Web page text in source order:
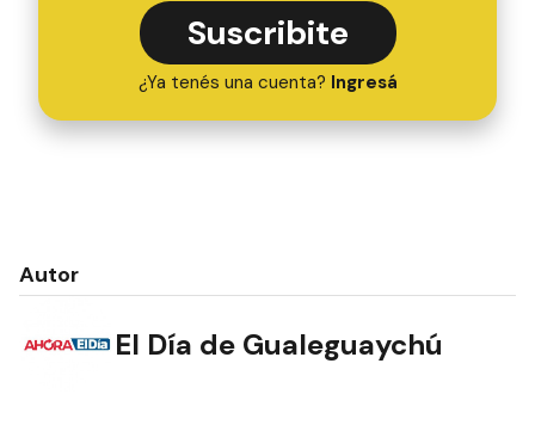
Suscribite
¿Ya tenés una cuenta? Ingresá
Autor
El Día de Gualeguaychú